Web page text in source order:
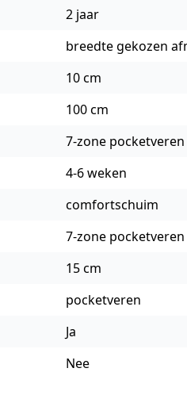
2 jaar
breedte gekozen
10 cm
100 cm
7-zone pocketveren
4-6 weken
comfortschuim
7-zone pocketveren
15 cm
pocketveren
Ja
Nee